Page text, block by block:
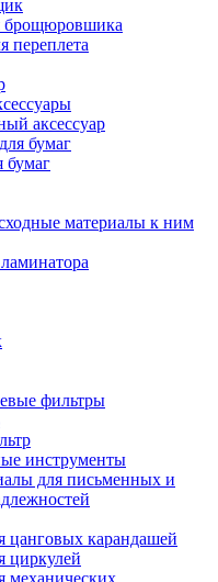
брощюровшика
переплета
аксессуар
бумаг
бумаг
материалы к ним
фильтры
инструменты
для письменных и
цанговых карандашей
циркулей
механических